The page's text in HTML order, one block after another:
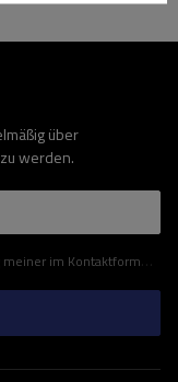
über
werden.
(EU) des Europäischen Parlaments und des Rates zu.